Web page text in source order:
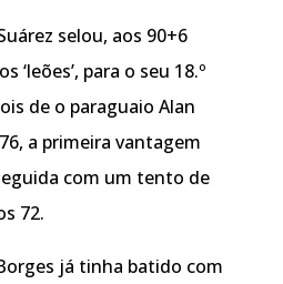
selou, aos 90+6
‘leões’, para o seu 18.º
de o paraguaio Alan
a primeira vantagem
com um tento de
72.
já tinha batido com